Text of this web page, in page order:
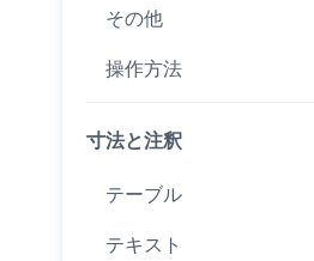
その他
操作方法
寸法と注釈
テーブル
テキスト